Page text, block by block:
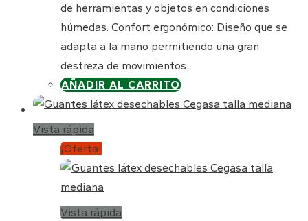
de herramientas y objetos en condiciones
húmedas. Confort ergonómico: Diseño que se
adapta a la mano permitiendo una gran
destreza de movimientos.
AÑADIR AL CARRITO
Vista rápida
¡Oferta!
Vista rápida